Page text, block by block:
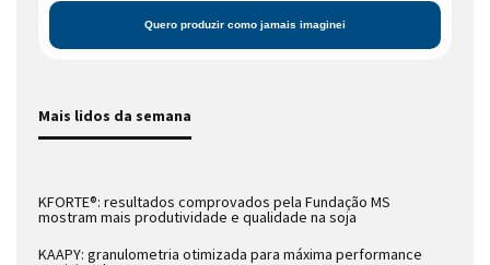
Mais lidos da semana
KFORTE®: resultados comprovados pela Fundação MS
mostram mais produtividade e qualidade na soja
KAAPY: granulometria otimizada para máxima performance